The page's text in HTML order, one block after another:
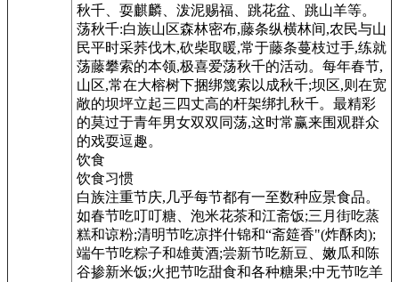
秋千、耍麒麟、泼泥赐福、跳花盆、跳山羊等。
荡秋千:白族山区森林密布,藤条纵横林间,农民与山
民平时采荞伐木,砍柴取暖,常于藤条蔓枝过手,练就
荡藤攀索的本领,极喜爱荡秋千的活动。每年春节,
山区,常在大榕树下捆绑篾索以成秋千;坝区,则在宽
敞的坝坪立起三四丈高的杆架绑扎秋千。最精彩
的莫过于青年男女双双同荡,这时常赢来围观群众
的戏耍逗趣。
饮食
饮食习惯
白族注重节庆,几乎每节都有一至数种应景食品。
如春节吃叮叮糖、泡米花茶和江斋饭;三月街吃蒸
糕和谅粉;清明节吃凉拌什锦和“斋筵香"(炸酥肉);
端午节吃粽子和雄黄酒;尝新节吃新豆、嫩瓜和陈
谷掺新米饭;火把节吃甜食和各种糖果;中无节吃羊